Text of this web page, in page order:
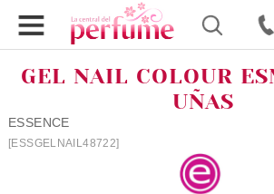
GEL NAIL COLOUR
UÑAS
ESSENCE
[ESSGELNAIL48722]